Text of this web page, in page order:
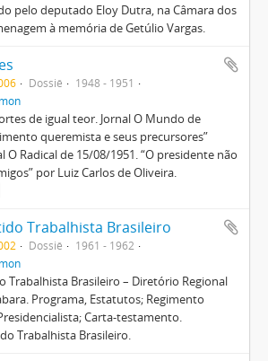
pelo deputado Eloy Dutra, na Câmara dos
à memória de Getúlio Vargas.
Dossiê
1948 - 1951
de igual teor. Jornal O Mundo de
queremista e seus precursores”
O Radical de 15/08/1951. “O presidente não
por Luiz Carlos de Oliveira.
Trabalhista Brasileiro
Dossiê
1961 - 1962
Trabalhista Brasileiro – Diretório Regional
Programa, Estatutos; Regimento
Carta-testamento.
Trabalhista Brasileiro.